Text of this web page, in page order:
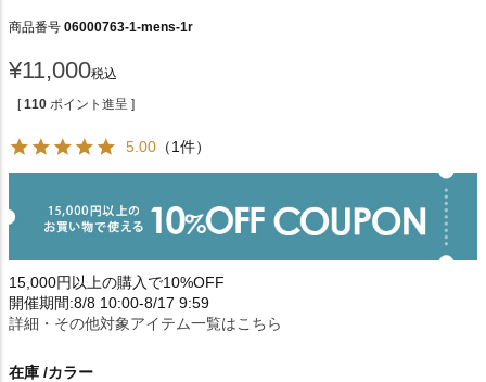
商品番号 06000763-1-mens-1r
¥11,000税込
[ 110 ポイント進呈 ]
5.00 （1件）
15,000円以上の購入で10%OFF
開催期間:8/8 10:00-8/17 9:59
詳細・その他対象アイテム一覧はこちら
在庫 カラー